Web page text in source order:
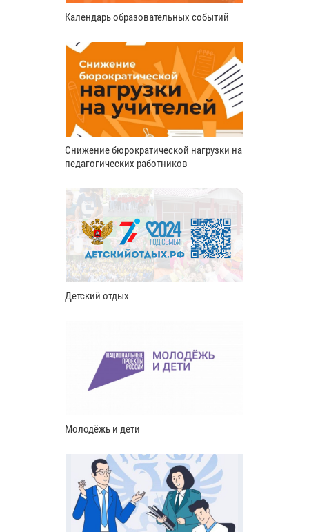
Календарь образовательных событий
Снижение бюрократической нагрузки на
педагогических работников
Детский отдых
Молодёжь и дети